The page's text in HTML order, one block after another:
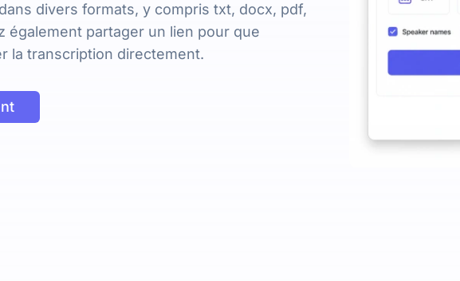
divers formats, y compris txt, docx, pdf,
également partager un lien pour que
la transcription directement.